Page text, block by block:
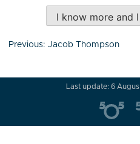
I know more and
Post
Previous: Jacob Thompson
Last update: 6